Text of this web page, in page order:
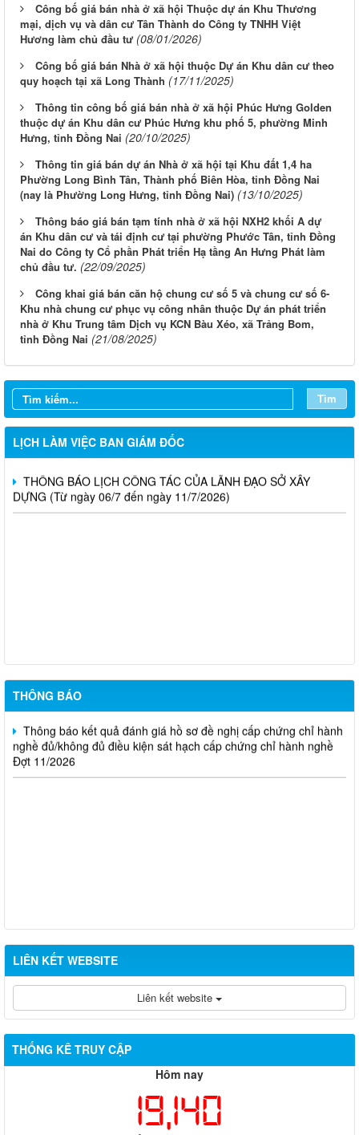
Công bố giá bán nhà ở xã hội Thuộc dự án Khu Thương
mại, dịch vụ và dân cư Tân Thành do Công ty TNHH Việt
Hương làm chủ đầu tư (08/01/2026)
Công bố giá bán Nhà ở xã hội thuộc Dự án Khu dân cư theo
quy hoạch tại xã Long Thành (17/11/2025)
Thông tin công bố giá bán nhà ở xã hội Phúc Hưng Golden
thuộc dự án Khu dân cư Phúc Hưng khu phố 5, phường Minh
Hưng, tỉnh Đồng Nai (20/10/2025)
Thông tin giá bán dự án Nhà ở xã hội tại Khu đất 1,4 ha
Phường Long Bình Tân, Thành phố Biên Hòa, tỉnh Đồng Nai
(nay là Phường Long Hưng, tỉnh Đồng Nai) (13/10/2025)
Thông báo giá bán tạm tính nhà ở xã hội NXH2 khối A dự
án Khu dân cư và tái định cư tại phường Phước Tân, tỉnh Đồng
Nai do Công ty Cổ phần Phát triển Hạ tầng An Hưng Phát làm
chủ đầu tư. (22/09/2025)
Công khai giá bán căn hộ chung cư số 5 và chung cư số 6-
Khu nhà chung cư phục vụ công nhân thuộc Dự án phát triển
nhà ở Khu Trung tâm Dịch vụ KCN Bàu Xéo, xã Trảng Bom,
tỉnh Đồng Nai (21/08/2025)
Tìm
LỊCH LÀM VIỆC BAN GIÁM ĐỐC
LỊCH CÔNG TÁC CỦA LÃNH ĐẠO SỞ XÂY DỰNG (Từ ngày
03/8 đến ngày 08/8/2026)
THÔNG BÁO LỊCH CÔNG TÁC CỦA LÃNH ĐẠO SỞ XÂY
DỰNG (Từ ngày 27/7 đến ngày 31/7/2026)
THÔNG BÁO LỊCH CÔNG TÁC CỦA LÃNH ĐẠO SỞ XÂY
DỰNG (Từ ngày 20/7 đến ngày 25/7/2026)
THÔNG BÁO LỊCH CÔNG TÁC CỦA LÃNH ĐẠO SỞ XÂY
DỰNG (Từ ngày 06/7 đến ngày 11/7/2026)
THÔNG BÁO
Đợt 10/2026
Thông báo kết quả đánh giá hồ sơ đề nghị cấp chứng chỉ hành
nghề đủ/không đủ điều kiện sát hạch cấp chứng chỉ hành nghề
Đợt 11/2026
LIÊN KẾT WEBSITE
Liên kết website
THỐNG KÊ TRUY CẬP
Hôm nay
19,140